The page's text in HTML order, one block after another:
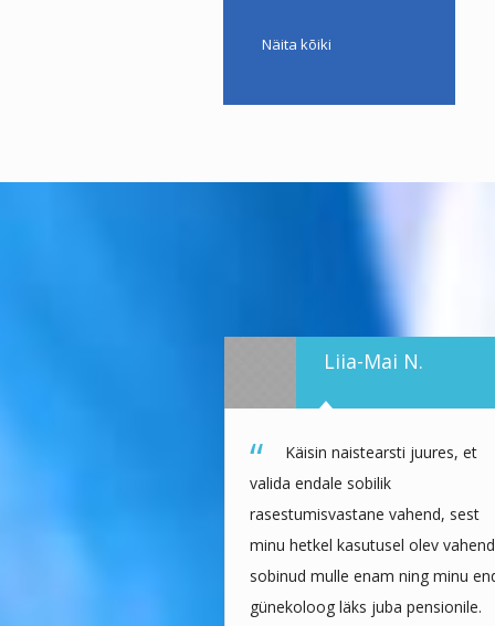
Näita kõiki
Liia-Mai N.
Käisin naistearsti juures, et
valida endale sobilik
rasestumisvastane vahend, sest
minu hetkel kasutusel olev
sobinud mulle enam ning minu
günekoloog läks juba pensionile.